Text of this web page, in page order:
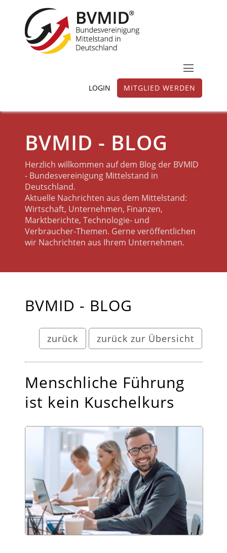
MITGLIED WERDEN
LOGIN
BVMID - BLOG
Herzlich willkommen auf dem Blog der BVMID
- Bundesvereinigung Mittelstand in
Deutschland.
Aktuelle Nachrichten aus dem Mittelstand:
Wirtschaft, Unternehmen, Finanzen,
Marktberichte, Technologie- und
Verbraucher-Themen. Gerne veröffentlichen
wir Nachrichten aus Ihrem Unternehmen.
BVMID - BLOG
zurück zur Übersicht
zurück
Menschliche Führung
ist kein Kuschelkurs